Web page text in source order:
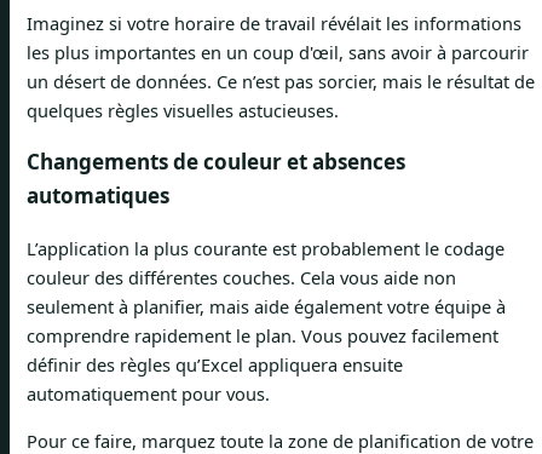
Imaginez si votre horaire de travail révélait les informations
les plus importantes en un coup d'œil, sans avoir à parcourir
un désert de données. Ce n’est pas sorcier, mais le résultat de
quelques règles visuelles astucieuses.
Changements de couleur et absences
automatiques
L’application la plus courante est probablement le codage
couleur des différentes couches. Cela vous aide non
seulement à planifier, mais aide également votre équipe à
comprendre rapidement le plan. Vous pouvez facilement
définir des règles qu’Excel appliquera ensuite
automatiquement pour vous.
Pour ce faire, marquez toute la zone de planification de votre